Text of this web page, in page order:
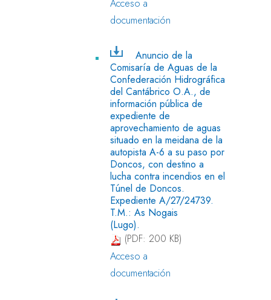
Acceso a
documentación
Anuncio de la
Comisaría de Aguas de la
Confederación Hidrográfica
del Cantábrico O.A., de
información pública de
expediente de
aprovechamiento de aguas
situado en la meidana de la
autopista A-6 a su paso por
Doncos, con destino a
lucha contra incendios en el
Túnel de Doncos.
Expediente A/27/24739.
T.M.: As Nogais
(Lugo).
(PDF: 200 KB)
Acceso a
documentación